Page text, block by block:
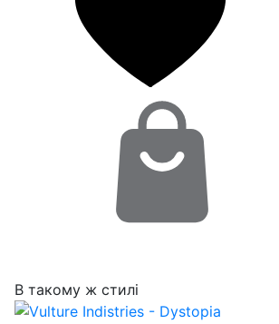
В такому ж стилі